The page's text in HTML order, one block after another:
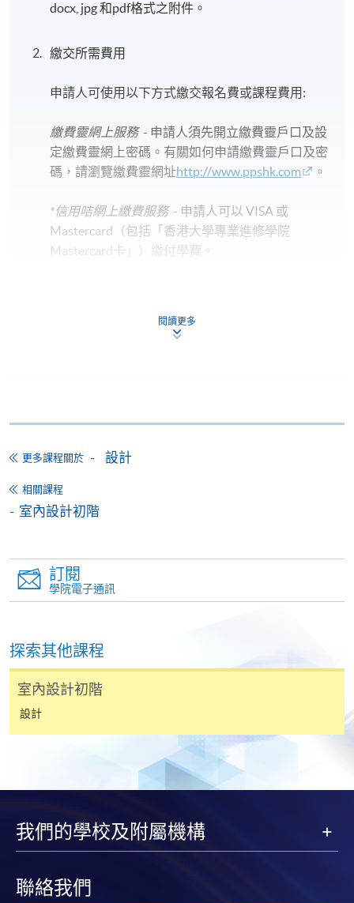
docx, jpg 和pdf格式之附件。
繳交所需費用
申請人可使用以下方式繳交報名費或課程費用:
繳費靈網上服務- 申請人須先開立繳費靈戶口及設
定繳費靈網上密碼。有關如何申請繳費靈戶口及密
碼，請瀏覽繳費靈網址http://www.ppshk.com 。
*信用咭網上繳費服務- 申請人可以 VISA 或
Mastercard（包括「香港大學專業進修學院
Mastercard卡」）繳付學費。
-短期課程
-個別學歷頒授課程
報讀同一學歷頒授課程內其他單元
交下期學費的學員，提供網上服務，如學員就讀的課
程設有此服務，課程負責人會通知學員有關程序。
VISA 或 Mastercard、「微信支付」(Online WeChat
Pay) 、「支付寶」(Online Alipay) 或 「轉數快」(FPS)
繳付學費。
凡以「先到先得」為取錄方式的課程，請填妥
SF26報名表，親往
費以及所需證明文件呈交。
閱讀更多
更多課程關於 設計
相關課程
室內設計初階
訂閱
學院電子通訊
探索其他課程
室內設計初階
設計
我們的學校及附屬機構
聯絡我們